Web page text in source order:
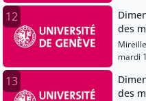
12
des
mardi
13
des